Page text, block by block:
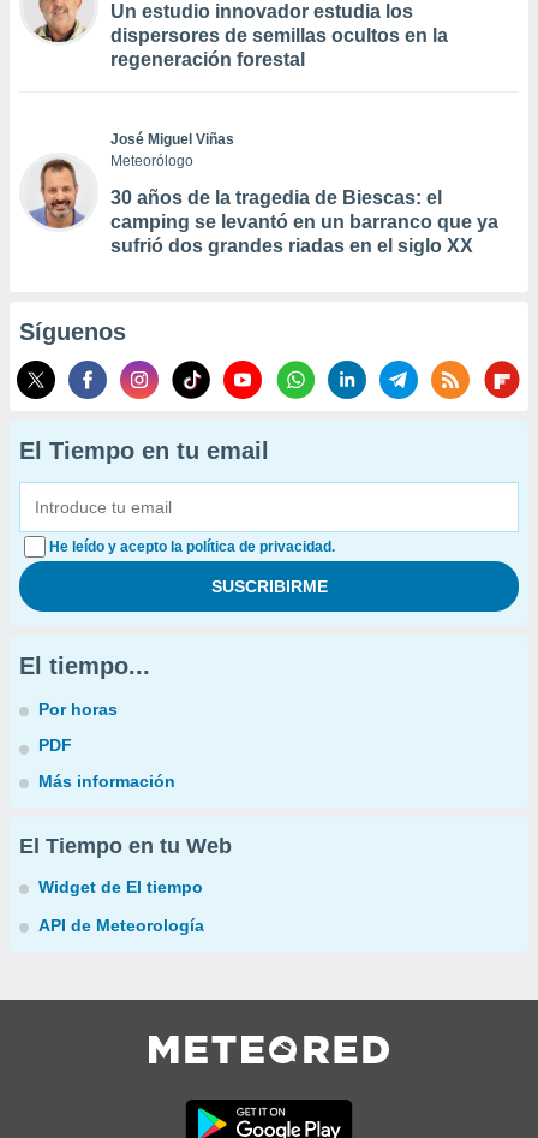
Un estudio innovador estudia los
dispersores de semillas ocultos en la
regeneración forestal
José Miguel Viñas
Meteorólogo
30 años de la tragedia de Biescas: el
camping se levantó en un barranco que ya
sufrió dos grandes riadas en el siglo XX
Síguenos
El Tiempo en tu email
He leído y acepto la política de privacidad.
El tiempo...
Por horas
PDF
Más información
El Tiempo en tu Web
Widget de El tiempo
API de Meteorología